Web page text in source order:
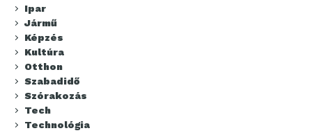
Ipar
Jármű
Képzés
Kultúra
Otthon
Szabadidő
Szórakozás
Tech
Technológia